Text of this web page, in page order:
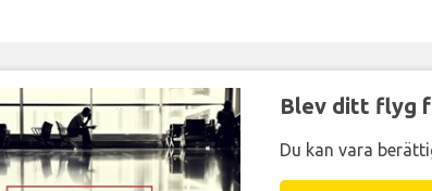
Blev ditt flyg
Du kan vara